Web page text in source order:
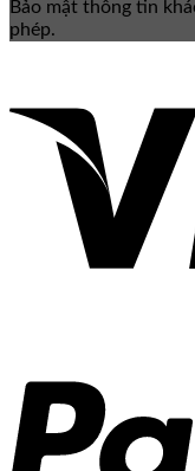
Bảo mật thông tin
phép.